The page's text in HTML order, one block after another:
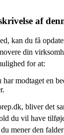
af
kan du få
din
for at:
modtaget en
bliver det
du vil have
mener den